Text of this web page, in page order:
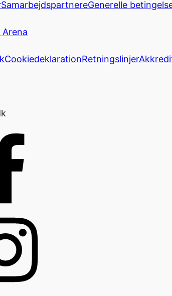
SamarbejdspartnereGenerelle
Arena
CookiedeklarationRetningslinjer